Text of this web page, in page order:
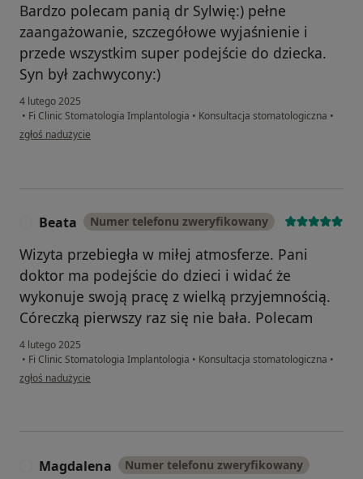
Bardzo polecam panią dr Sylwię:) pełne
zaangażowanie, szczegółowe wyjaśnienie i
przede wszystkim super podejście do dziecka.
Syn był zachwycony:)
4 lutego 2025
• Fi Clinic Stomatologia Implantologia • Konsultacja stomatologiczna •
w opinii użytkownika Monika
zgłoś nadużycie
Beata Numer telefonu zweryfikowany
Wizyta przebiegła w miłej atmosferze. Pani
doktor ma podejście do dzieci i widać że
wykonuje swoją pracę z wielką przyjemnością.
Córeczką pierwszy raz się nie bała. Polecam
4 lutego 2025
• Fi Clinic Stomatologia Implantologia • Konsultacja stomatologiczna •
w opinii użytkownika Beata
zgłoś nadużycie
Magdalena Numer telefonu zweryfikowany